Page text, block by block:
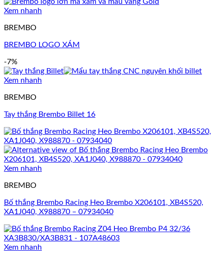
Xem nhanh
BREMBO
BREMBO LOGO XÁM
-7%
Xem nhanh
BREMBO
Tay thắng Brembo Billet 16
Xem nhanh
BREMBO
Bố thắng Brembo Racing Heo Brembo X206101, XB4S520,
XA1J040, X988870 – 07934040
Xem nhanh